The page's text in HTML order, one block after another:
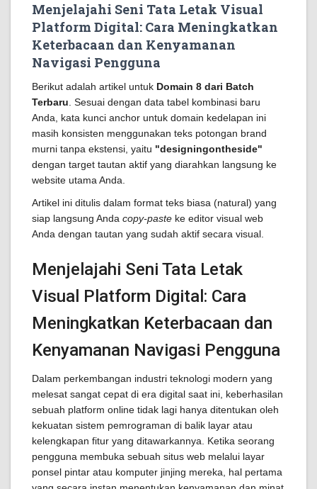
Menjelajahi Seni Tata Letak Visual
Platform Digital: Cara Meningkatkan
Keterbacaan dan Kenyamanan
Navigasi Pengguna
Berikut adalah artikel untuk Domain 8 dari Batch
Terbaru . Sesuai dengan data tabel kombinasi baru
Anda, kata kunci anchor untuk domain kedelapan ini
masih konsisten menggunakan teks potongan brand
murni tanpa ekstensi, yaitu "designingontheside"
dengan target tautan aktif yang diarahkan langsung ke
website utama Anda.
Artikel ini ditulis dalam format teks biasa (natural) yang
siap langsung Anda copy-paste ke editor visual web
Anda dengan tautan yang sudah aktif secara visual.
Menjelajahi Seni Tata Letak
Visual Platform Digital: Cara
Meningkatkan Keterbacaan dan
Kenyamanan Navigasi Pengguna
Dalam perkembangan industri teknologi modern yang
melesat sangat cepat di era digital saat ini, keberhasilan
sebuah platform online tidak lagi hanya ditentukan oleh
kekuatan sistem pemrograman di balik layar atau
kelengkapan fitur yang ditawarkannya. Ketika seorang
pengguna membuka sebuah situs web melalui layar
ponsel pintar atau komputer jinjing mereka, hal pertama